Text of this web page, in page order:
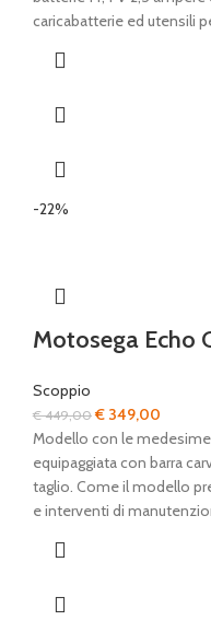
caricabatterie ed utensili
-22%
Motosega Echo
Scoppio
€449,00Il
prezzo
originale
era:
€ 449,00.
€ 349,00
prezzo
attuale
è:
€
Modello con le
equipaggiata con barra
taglio. Come il modello
e interventi di